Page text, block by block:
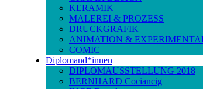
KERAMIK
MALEREI & PROZESS
DRUCKGRAFIK
ANIMATION &
COMIC
Diplomand*innen
DIPLOMAUSSTELLUNG 2018
BERNHARD Cociancig